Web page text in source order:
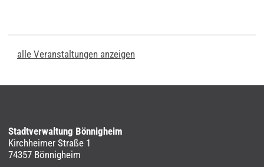
alle Veranstaltungen anzeigen
Stadtverwaltung Bönnigheim
Kirchheimer Straße 1
74357 Bönnigheim